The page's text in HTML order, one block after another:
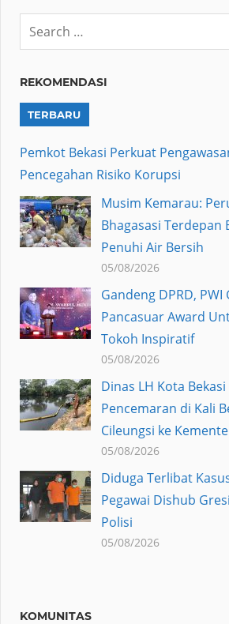
REKOMENDASI
TERBARU
Pemkot Bekasi Perkuat
Pencegahan Risiko Korupsi
Musim Kemarau:
Bhagasasi Terdepan
Penuhi Air Bersih
05/08/2026
Gandeng DPRD,
Pancasuar Award
Tokoh Inspiratif
05/08/2026
Dinas LH Kota
Pencemaran di Kali
Cileungsi ke
05/08/2026
Diduga Terlibat
Pegawai Dishub
Polisi
05/08/2026
KOMUNITAS